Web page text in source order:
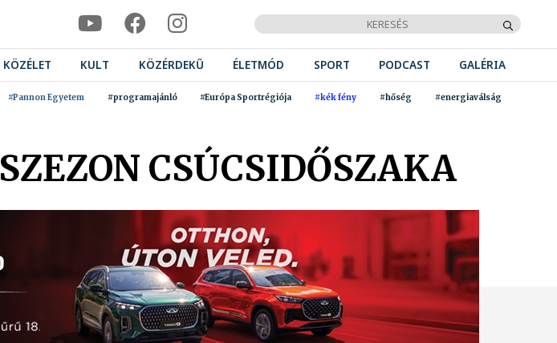
KÖZÉLET KULT KÖZÉRDEKŰ ÉLETMÓD SPORT PODCAST GALÉRIA
#Pannon Egyetem #programajánló #Európa Sportrégiója #kék fény #hőség #energiaválság
CSÚCSIDŐSZAKA